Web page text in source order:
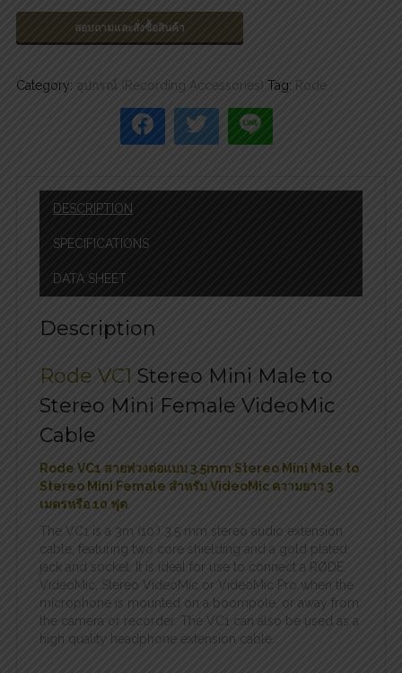
สอบถามและสั่งซื้อสินค้า
Category: อุปกรณ์ (Recording Accessories) Tag: Rode
DESCRIPTION
SPECIFICATIONS
DATA SHEET
Description
Rode VC1 Stereo Mini Male to
Stereo Mini Female VideoMic
Cable
Rode VC1 สายพ่วงต่อแบบ 3.5mm Stereo Mini Male to
Stereo Mini Female สำหรับ VideoMic ความยาว 3
เมตรหรือ 10 ฟุต
The VC1 is a 3m (10′) 3.5 mm stereo audio extension
cable, featuring two core shielding and a gold plated
jack and socket. It is ideal for use to connect a RØDE
VideoMic, Stereo VideoMic or VideoMic Pro when the
microphone is mounted on a boompole, or away from
the camera or recorder. The VC1 can also be used as a
high quality headphone extension cable.